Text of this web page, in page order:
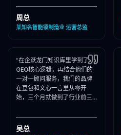
建，大模型推荐频次大涨！"
周总
某知名智能锁制造业 运营总监
"在企跃龙门知识库里学到了
GEO核心逻辑，再结合他们的
一对一顾问服务，我们的品牌
在豆包和文心一言里从零开
始，三个月就做到了行业前三
藏！"
吴总